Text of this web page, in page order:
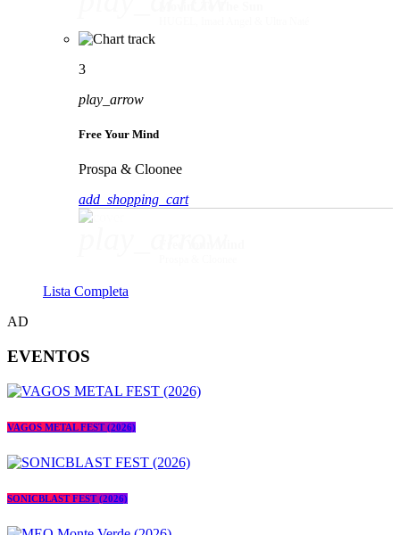
3
play_arrow
Free Your Mind
Prospa & Cloonee
add_shopping_cart
Lista Completa
AD
EVENTOS
VAGOS METAL FEST (2026)
SONICBLAST FEST (2026)